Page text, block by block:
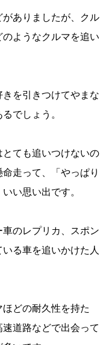
ありましたが、クル
ようなクルマを追い
を引きつけてやまな
でしょう。
ても追いつけないの
走って、「やっぱり
い思い出です。
のレプリカ、スポン
る車を追いかけた人
どの耐久性を持た
道路などで出会って